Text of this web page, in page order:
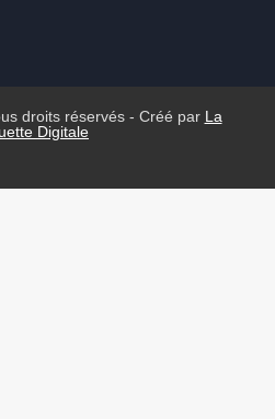
droits réservés - Créé par La
Digitale